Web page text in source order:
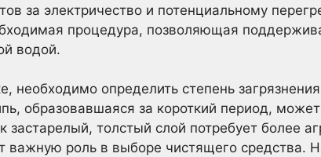
за электричество и потенциальному
процедура, позволяющая
водой.
необходимо определить степень
образовавшаяся за короткий период,
застарелый, толстый слой потребует более
важную роль в выборе чистящего